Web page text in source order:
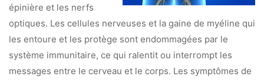
épinière et les nerfs
optiques. Les cellules nerveuses et la gaine de myéline qui
les entoure et les protège sont endommagées par le
système immunitaire, ce qui ralentit ou interrompt les
messages entre le cerveau et le corps. Les symptômes de